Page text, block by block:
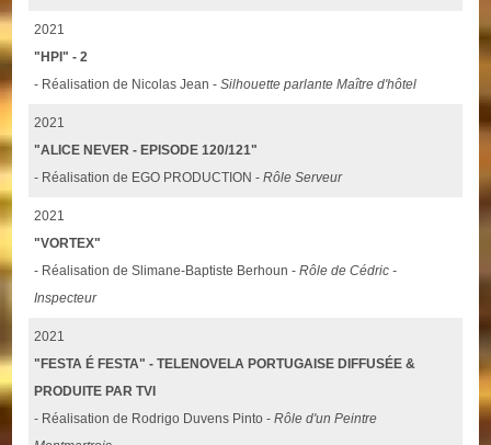
2021
"HPI" - 2
- Réalisation de Nicolas Jean -Silhouette parlante Maître d'hôtel
2021
"ALICE NEVER - EPISODE 120/121"
- Réalisation de EGO PRODUCTION -Rôle Serveur
2021
"VORTEX"
- Réalisation de Slimane-Baptiste Berhoun -Rôle de Cédric -
Inspecteur
2021
"FESTA É FESTA" - TELENOVELA PORTUGAISE DIFFUSÉE &
PRODUITE PAR TVI
- Réalisation de Rodrigo Duvens Pinto -Rôle d'un Peintre